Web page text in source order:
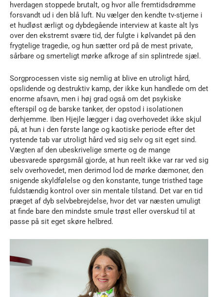
hverdagen stoppede brutalt, og hvor alle fremtidsdrømme
forsvandt ud i den blå luft. Nu vælger den kendte tv-stjerne i
et hudløst ærligt og dybdegående interview at kaste alt lys
over den ekstremt svære tid, der fulgte i kølvandet på den
frygtelige tragedie, og hun sætter ord på de mest private,
sårbare og smerteligt mørke afkroge af sin splintrede sjæl.
Sorgprocessen viste sig nemlig at blive en utroligt hård,
opslidende og destruktiv kamp, der ikke kun handlede om det
enorme afsavn, men i høj grad også om det psykiske
efterspil og de barske tanker, der opstod i isolationen
derhjemme. Iben Hjejle lægger i dag overhovedet ikke skjul
på, at hun i den første lange og kaotiske periode efter det
rystende tab var utroligt hård ved sig selv og sit eget sind.
Vægten af den ubeskrivelige smerte og de mange
ubesvarede spørgsmål gjorde, at hun reelt ikke var rar ved sig
selv overhovedet, men derimod lod de mørke dæmoner, den
snigende skyldfølelse og den konstante, tunge tristhed tage
fuldstændig kontrol over sin mentale tilstand. Det var en tid
præget af dyb selvbebrejdelse, hvor det var næsten umuligt
at finde bare den mindste smule trøst eller overskud til at
passe på sit eget skøre helbred.